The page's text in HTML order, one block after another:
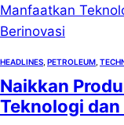
HEADLINES PETROLEUM
Naikkan
Teknologi